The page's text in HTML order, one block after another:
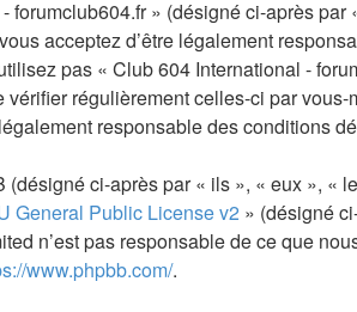
forumclub604.fr » (désigné ci-après
acceptez d’être légalement
pas « Club 604 International -
vérifier régulièrement celles-ci par
responsable des conditions
ci-après par « ils », « eux »,
General Public License v2 » (désigné
n’est pas responsable de ce que
www.phpbb.com/.